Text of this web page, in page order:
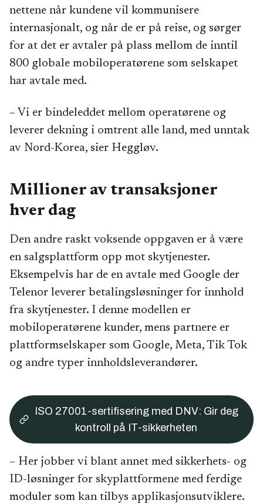
nettene når kundene vil kommunisere
internasjonalt, og når de er på reise, og sørger
for at det er avtaler på plass mellom de inntil
800 globale mobiloperatørene som selskapet
har avtale med.
– Vi er bindeleddet mellom operatørene og
leverer dekning i omtrent alle land, med unntak
av Nord-Korea, sier Heggløv.
Millioner av transaksjoner
hver dag
Den andre raskt voksende oppgaven er å være
en salgsplattform opp mot skytjenester.
Eksempelvis har de en avtale med Google der
Telenor leverer betalingsløsninger for innhold
fra skytjenester. I denne modellen er
mobiloperatørene kunder, mens partnere er
plattformselskaper som Google, Meta, Tik Tok
og andre typer innholdsleverandører.
ISO 27001-sertifisering med DNV: Gir deg
kontroll på IT-sikkerheten
– Her jobber vi blant annet med sikkerhets- og
ID-løsninger for skyplattformene med ferdige
moduler som kan tilbys applikasjonsutviklere.